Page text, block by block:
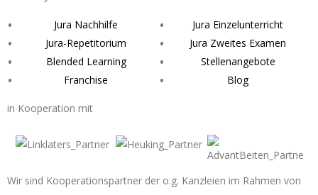
Jura Nachhilfe
Jura Einzelunterricht
Jura-Repetitorium
Jura Zweites Examen
Blended Learning
Stellenangebote
Franchise
Blog
in Kooperation mit
Wir sind Kooperationspartner der o.g. Kanzleien im Rahmen von